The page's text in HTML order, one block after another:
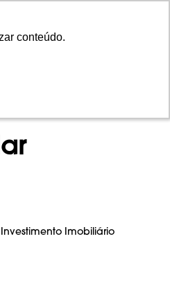
conteúdo.
conteúdo.
EN
Investimento Imobiliário